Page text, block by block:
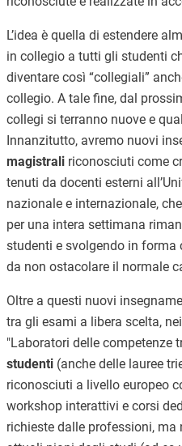
L’idea è quella di estendere
in collegio a tutti gli studenti
diventare così “collegiali”
collegio. A tale fine, dal
collegi si terranno nuove e
Innanzitutto, avremo nuovi
magistraliriconosciuti come
tenuti da docenti esterni
nazionale e internazionale,
per una intera settimana
studenti e svolgendo in
da non ostacolare il normale
Oltre a questi nuovi
tra gli esami a libera scelta,
"Laboratori delle competenze
studenti(anche delle lauree
riconosciuti a livello europeo
workshop interattivi e corsi
richieste dalle professioni, ma